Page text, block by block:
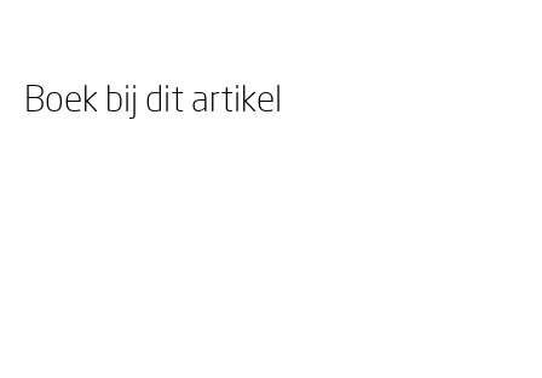
Boek bij dit artikel